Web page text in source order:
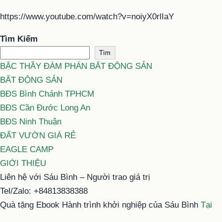
https://www.youtube.com/watch?v=noiyX0rlIaY
Tìm Kiếm
Tìm
BẬC THẦY ĐÀM PHÁN BẤT ĐỘNG SẢN
BẤT ĐỘNG SẢN
BĐS Bình Chánh TPHCM
BĐS Cần Đước Long An
BĐS Ninh Thuận
ĐẤT VƯỜN GIÁ RẺ
EAGLE CAMP
GIỚI THIỆU
Liên hệ với Sáu Bình – Người trao giá trị
Tel/Zalo: +84813838388
Quà tặng Ebook Hành trình khởi nghiệp của Sáu Bình Tại